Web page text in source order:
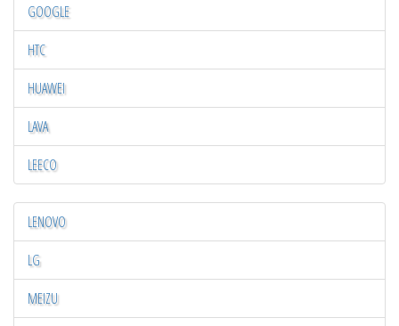
GOOGLE
HTC
HUAWEI
LAVA
LEECO
LENOVO
LG
MEIZU